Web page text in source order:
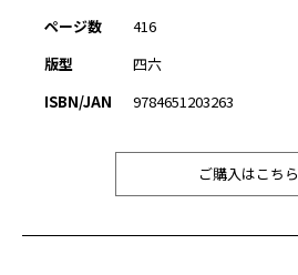
ページ数
416
版型
四六
ISBN/JAN
9784651203263
ご購入はこちら